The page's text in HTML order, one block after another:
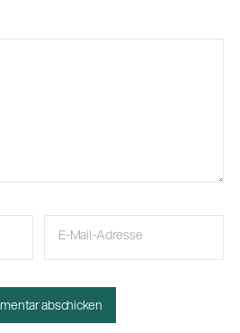
E-Mail-Adresse